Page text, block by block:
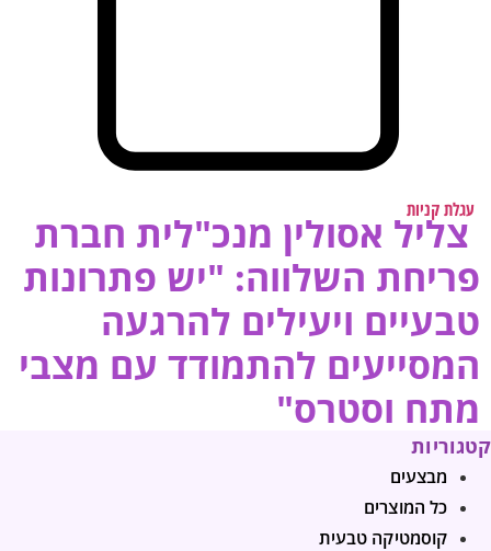
עגלת קניות
צליל אסולין מנכ"לית חברת
פריחת השלווה: "יש פתרונות
טבעיים ויעילים להרגעה
המסייעים להתמודד עם מצבי
מתח וסטרס"
קטגוריות
מבצעים
כל המוצרים
קוסמטיקה טבעית